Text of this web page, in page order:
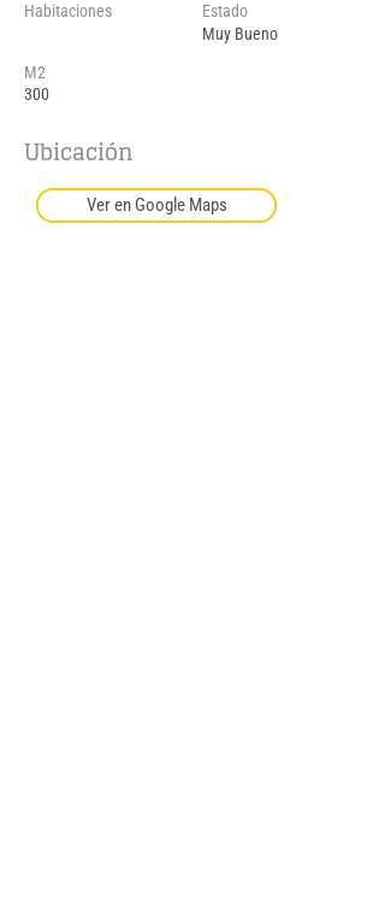
Habitaciones
Estado
Muy Bueno
M2
300
Ubicación
Ver en Google Maps